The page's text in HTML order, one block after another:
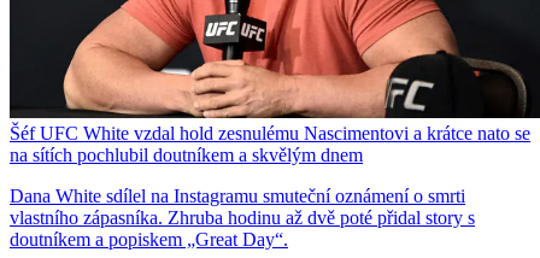
Šéf UFC White vzdal hold zesnulému Nascimentovi a krátce nato se
na sítích pochlubil doutníkem a skvělým dnem
Dana White sdílel na Instagramu smuteční oznámení o smrti
vlastního zápasníka. Zhruba hodinu až dvě poté přidal story s
doutníkem a popiskem „Great Day“.